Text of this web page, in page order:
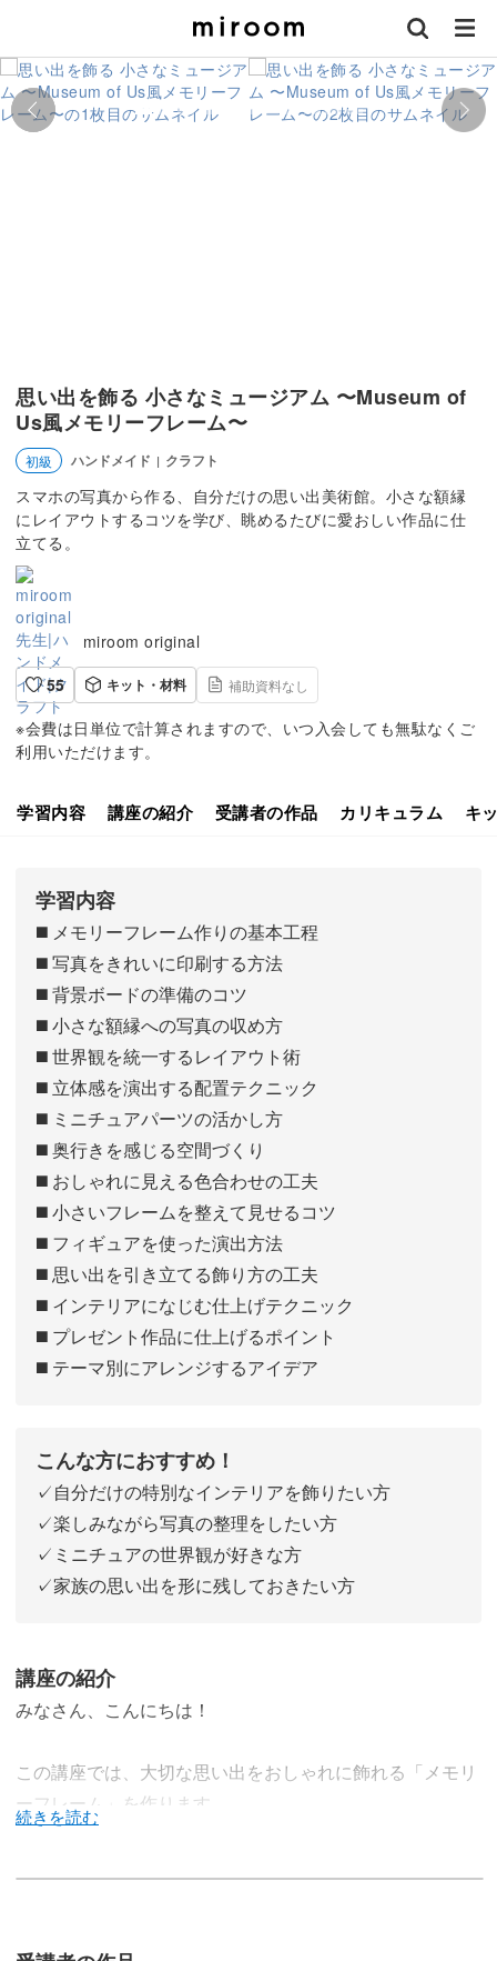
思い出を飾る 小さなミュージアム 〜Museum of
Us風メモリーフレーム〜
初級 ハンドメイド | クラフト
スマホの写真から作る、自分だけの思い出美術館。小さな額縁
にレイアウトするコツを学び、眺めるたびに愛おしい作品に仕
立てる。
miroom original
55
キット・材料 補助資料なし
※会費は日単位で計算されますので、いつ入会しても無駄なくご
利用いただけます。
学習内容 講座の紹介 受講者の作品 カリキュラム キ
学習内容
◼️ メモリーフレーム作りの基本工程
◼️ 写真をきれいに印刷する方法
◼️ 背景ボードの準備のコツ
◼️ 小さな額縁への写真の収め方
◼️ 世界観を統一するレイアウト術
◼️ 立体感を演出する配置テクニック
◼️ ミニチュアパーツの活かし方
◼️ 奥行きを感じる空間づくり
◼️ おしゃれに見える色合わせの工夫
◼️ 小さいフレームを整えて見せるコツ
◼️ フィギュアを使った演出方法
◼️ 思い出を引き立てる飾り方の工夫
◼️ インテリアになじむ仕上げテクニック
◼️ プレゼント作品に仕上げるポイント
◼️ テーマ別にアレンジするアイデア
こんな方におすすめ！
✓自分だけの特別なインテリアを飾りたい方
✓楽しみながら写真の整理をしたい方
✓ミニチュアの世界観が好きな方
✓家族の思い出を形に残しておきたい方
講座の紹介
みなさん、こんにちは！
この講座では、大切な思い出をおしゃれに飾れる「メモリ
ーフレーム」を作ります。